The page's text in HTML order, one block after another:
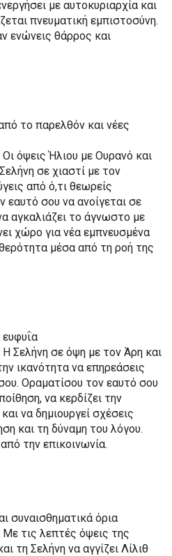
με αυτοκυριαρχία και
πνευματική εμπιστοσύνη.
ενώνεις θάρρος και
το παρελθόν και νέες
Οι όψεις Ήλιου με Ουρανό και
σε χιαστί με τον
από ό,τι θεωρείς
εαυτό σου να ανοίγεται σε
αγκαλιάζει το άγνωστο με
χώρο για νέα εμπνευσμένα
μέσα από τη ροή της
ευφυΐα
Η Σελήνη σε όψη με τον Άρη και
ικανότητα να επηρεάσεις
Οραματίσου τον εαυτό σου
να κερδίζει την
να δημιουργεί σχέσεις
και τη δύναμη του λόγου.
την επικοινωνία.
συναισθηματικά όρια
Με τις λεπτές όψεις της
τη Σελήνη να αγγίζει Λίλιθ